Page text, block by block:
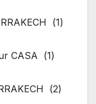
(1) Secrétaire Comptable sur MARRAKECH
(1) Assistante De Facturation sur CASA
(2) Assistante D’Accueil sur MARRAKECH